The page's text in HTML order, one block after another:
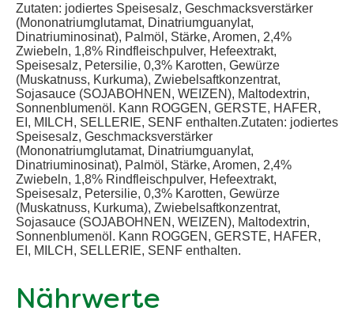
Zutaten: jodiertes Speisesalz, Geschmacksverstärker
(Mononatriumglutamat, Dinatriumguanylat,
Dinatriuminosinat), Palmöl, Stärke, Aromen, 2,4%
Zwiebeln, 1,8% Rindfleischpulver, Hefeextrakt,
Speisesalz, Petersilie, 0,3% Karotten, Gewürze
(Muskatnuss, Kurkuma), Zwiebelsaftkonzentrat,
Sojasauce (SOJABOHNEN, WEIZEN), Maltodextrin,
Sonnenblumenöl. Kann ROGGEN, GERSTE, HAFER,
EI, MILCH, SELLERIE, SENF enthalten.Zutaten: jodiertes
Speisesalz, Geschmacksverstärker
(Mononatriumglutamat, Dinatriumguanylat,
Dinatriuminosinat), Palmöl, Stärke, Aromen, 2,4%
Zwiebeln, 1,8% Rindfleischpulver, Hefeextrakt,
Speisesalz, Petersilie, 0,3% Karotten, Gewürze
(Muskatnuss, Kurkuma), Zwiebelsaftkonzentrat,
Sojasauce (SOJABOHNEN, WEIZEN), Maltodextrin,
Sonnenblumenöl. Kann ROGGEN, GERSTE, HAFER,
EI, MILCH, SELLERIE, SENF enthalten.
Nährwerte